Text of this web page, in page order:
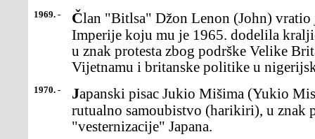
1969. - Član "Bitlsa" Džon Lenon (John) vratio je titulu Reda Britanske
Imperije koju mu je 1965. dodelila
u znak protesta zbog podrške Velike
Vijetnamu i britanske politike u
1970. - Japanski pisac Jukio Mišima (Yukio Mishima), je počinio javno
rutualno samoubistvo (harikiri), u znak
"vesternizacije" Japana.